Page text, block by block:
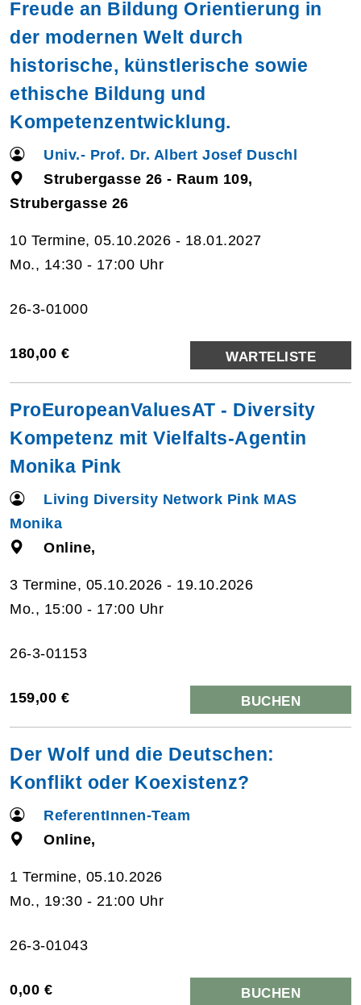
Freude an Bildung Orientierung in
der modernen Welt durch
historische, künstlerische sowie
ethische Bildung und
Kompetenzentwicklung.
Univ.- Prof. Dr. Albert Josef Duschl
Strubergasse 26 - Raum 109,
Strubergasse 26
10 Termine, 05.10.2026 - 18.01.2027
Mo., 14:30 - 17:00 Uhr
26-3-01000
180,00 € WARTELISTE
ProEuropeanValuesAT - Diversity
Kompetenz mit Vielfalts-Agentin
Monika Pink
Living Diversity Network Pink MAS
Monika
Online,
3 Termine, 05.10.2026 - 19.10.2026
Mo., 15:00 - 17:00 Uhr
26-3-01153
159,00 € BUCHEN
Der Wolf und die Deutschen:
Konflikt oder Koexistenz?
ReferentInnen-Team
Online,
1 Termine, 05.10.2026
Mo., 19:30 - 21:00 Uhr
26-3-01043
0,00 € BUCHEN